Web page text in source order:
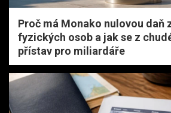
Proč má Monako nulovou daň
fyzických osob a jak se z
přístav pro miliardáře